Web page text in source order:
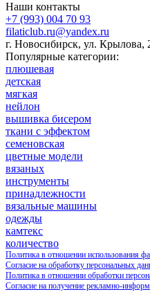
Наши контакты
+7 (993) 004 70 93
filaticlub.ru@yandex.ru
г. Новосибирск, ул. Крылова,
Популярные категории:
плюшевая
детская
мягкая
нейлон
вышивка бисером
ткани с эффектом
семеновская
цветные модели
вязаных
инструменты
принадлежности
вязальные машины
одежды
камтекс
количество
Политика в отношении использования
Согласие на обработку персональных
Политика в отношении обработки
Согласие на получение рекламно-